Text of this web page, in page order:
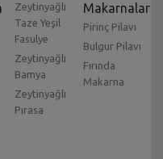
Zeytinyağlı
Taze Yeşil
Fasulye
Zeytinyağlı
Bamya
Zeytinyağlı
Pırasa
Makarnalar
Pirinç Pilavı
Bulgur Pilavı
Fırında
Makarna